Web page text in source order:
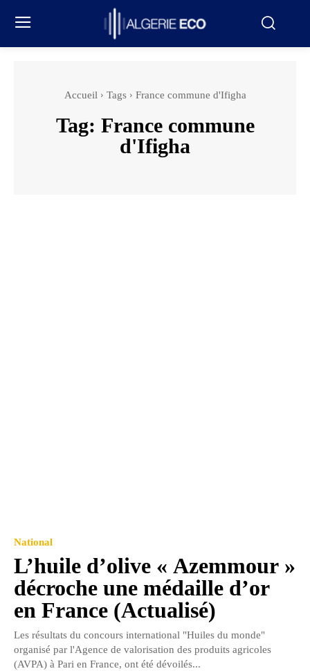
Accueil Tags France commune d'Ifigha
Tag: France commune
d'Ifigha
National
L’huile d’olive « Azemmour »
décroche une médaille d’or
en France (Actualisé)
Les résultats du concours international "Huiles du monde"
organisé par l'Agence de valorisation des produits agricoles
(AVPA) à Pari en France, ont été dévoilés...